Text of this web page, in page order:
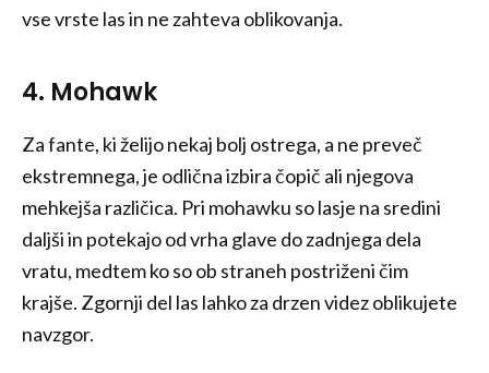
vse vrste las in ne zahteva oblikovanja.
4. Mohawk
Za fante, ki želijo nekaj bolj ostrega, a ne preveč
ekstremnega, je odlična izbira čopič ali njegova
mehkejša različica. Pri mohawku so lasje na sredini
daljši in potekajo od vrha glave do zadnjega dela
vratu, medtem ko so ob straneh postriženi čim
krajše. Zgornji del las lahko za drzen videz oblikujete
navzgor.